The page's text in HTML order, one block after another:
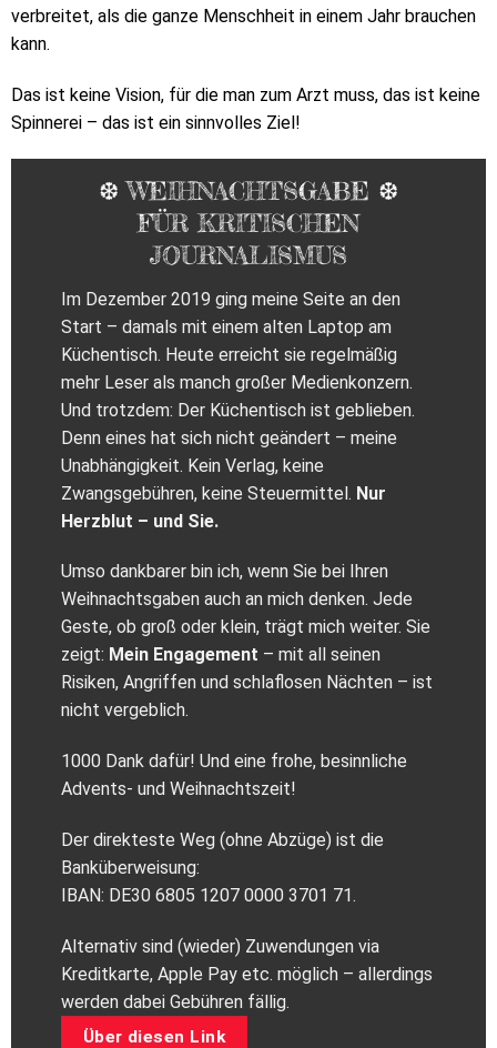
verbreitet, als die ganze Menschheit in einem Jahr brauchen
kann.
Das ist keine Vision, für die man zum Arzt muss, das ist keine
Spinnerei – das ist ein sinnvolles Ziel!
❆ WEIHNACHTSGABE ❆
FÜR KRITISCHEN
JOURNALISMUS
Im Dezember 2019 ging meine Seite an den
Start – damals mit einem alten Laptop am
Küchentisch. Heute erreicht sie regelmäßig
mehr Leser als manch großer Medienkonzern.
Und trotzdem: Der Küchentisch ist geblieben.
Denn eines hat sich nicht geändert – meine
Unabhängigkeit. Kein Verlag, keine
Zwangsgebühren, keine Steuermittel. Nur
Herzblut – und Sie.
Umso dankbarer bin ich, wenn Sie bei Ihren
Weihnachtsgaben auch an mich denken. Jede
Geste, ob groß oder klein, trägt mich weiter. Sie
zeigt: Mein Engagement – mit all seinen
Risiken, Angriffen und schlaflosen Nächten – ist
nicht vergeblich.
1000 Dank dafür! Und eine frohe, besinnliche
Advents- und Weihnachtszeit!
Der direkteste Weg (ohne Abzüge) ist die
Banküberweisung:
IBAN: DE30 6805 1207 0000 3701 71.
Alternativ sind (wieder) Zuwendungen via
Kreditkarte, Apple Pay etc. möglich – allerdings
werden dabei Gebühren fällig.
Über diesen Link